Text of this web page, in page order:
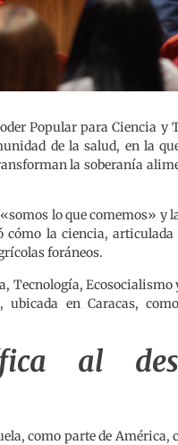
Popular para Ciencia y
de la salud, en la
la soberanía
lo que comemos» y
la ciencia,
foráneos.
Ecosocialismo
en Caracas,
al
como parte de América,